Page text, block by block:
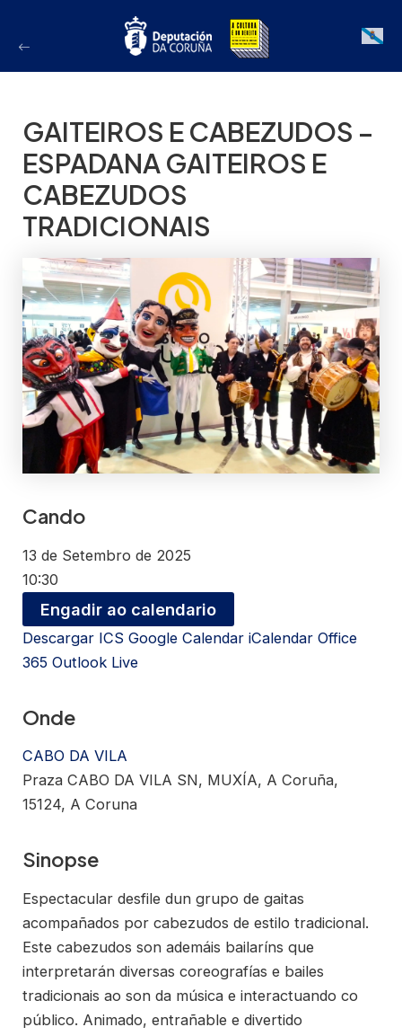
Galician
GAITEIROS E CABEZUDOS –
ESPADANA GAITEIROS E
CABEZUDOS
TRADICIONAIS
Cando
13 de Setembro de 2025
10:30
Engadir ao calendario
Descargar ICS Google Calendar iCalendar Office
365 Outlook Live
Onde
CABO DA VILA
Praza CABO DA VILA SN, MUXÍA, A Coruña,
15124, A Coruna
Sinopse
Espectacular desfile dun grupo de gaitas
acompañados por cabezudos de estilo tradicional.
Este cabezudos son ademáis bailaríns que
interpretarán diversas coreografías e bailes
tradicionais ao son da música e interactuando co
público. Animado, entrañable e divertido